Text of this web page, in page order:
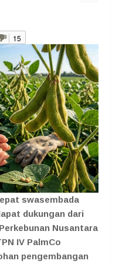
15
swasembada
dukungan dari
Nusantara
IV PalmCo
pengembangan